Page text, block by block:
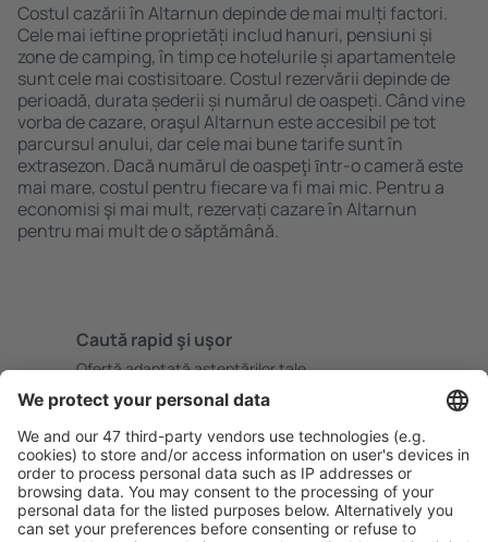
Costul cazării în Altarnun depinde de mai mulți factori.
Cele mai ieftine proprietăți includ hanuri, pensiuni și
zone de camping, în timp ce hotelurile și apartamentele
sunt cele mai costisitoare. Costul rezervării depinde de
perioadă, durata șederii și numărul de oaspeți. Când vine
vorba de cazare, oraşul Altarnun este accesibil pe tot
parcursul anului, dar cele mai bune tarife sunt în
extrasezon. Dacă numărul de oaspeţi ȋntr-o cameră este
mai mare, costul pentru fiecare va fi mai mic. Pentru a
economisi şi mai mult, rezervați cazare în Altarnun
pentru mai mult de o săptămână.
Caută rapid şi uşor
Ofertă adaptată aşteptărilor tale.
Planifică ȋn siguranţă
Rezervare fără griji cu opțiune gratuită de anulare.
Economiseşte mai mult